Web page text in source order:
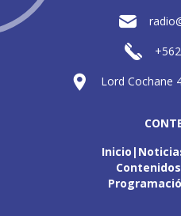
Lord Cochane
Inicio
Contenidos